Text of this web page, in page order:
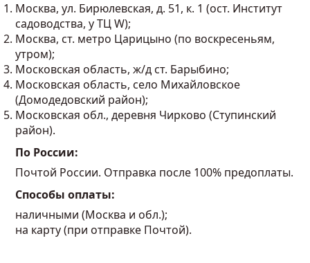
Москва, ул. Бирюлевская, д. 51, к. 1 (ост. Институт
садоводства, у ТЦ W);
Москва, ст. метро Царицыно (по воскресеньям,
утром);
Московская область, ж/д ст. Барыбино;
Московская область, село Михайловское
(Домодедовский район);
Московская обл., деревня Чирково (Ступинский
район).
По России:
Почтой России. Отправка после 100% предоплаты.
Способы оплаты:
наличными (Москва и обл.);
на карту (при отправке Почтой).